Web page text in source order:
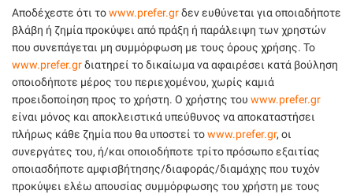
Αποδέχεστε ότι τοwww.prefer.grδεν ευθύνεται για οποιαδήποτε
βλάβη ή ζημία προκύψει από πράξη ή παράλειψη των χρηστών
που συνεπάγεται μη συμμόρφωση με τους όρους χρήσης. Το
www.prefer.grδιατηρεί το δικαίωμα να αφαιρέσει κατά βούληση
οποιοδήποτε μέρος του περιεχομένου, χωρίς καμιά
προειδοποίηση προς το χρήστη. Ο χρήστης του www.prefer.gr
είναι μόνος και αποκλειστικά υπεύθυνος να αποκαταστήσει
πλήρως κάθε ζημία που θα υποστεί τοwww.prefer.gr, οι
συνεργάτες του, ή/και οποιοδήποτε τρίτο πρόσωπο εξαιτίας
οποιασδήποτε αμφισβήτησης/διαφοράς/διαμάχης που τυχόν
προκύψει ελέω απουσίας συμμόρφωσης του χρήστη με τους